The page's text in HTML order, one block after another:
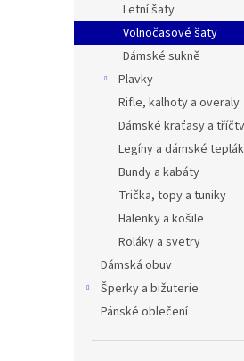
a
Letní šaty
Volnočasové šaty
Dámské sukně
Plavky
Rifle, kalhoty a overaly
Dámské kraťasy a
Legíny a dámské
Bundy a kabáty
Trička, topy a tuniky
Halenky a košile
Roláky a svetry
Dámská obuv
Šperky a bižuterie
Pánské oblečení